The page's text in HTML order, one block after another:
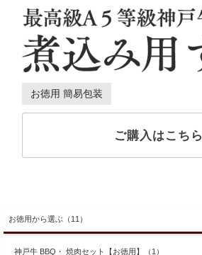
お徳用 簡易包装
ご購入はこちら
お徳用から選ぶ（11）
神戸牛 BBQ・ 焼肉セット【お徳用】（1）